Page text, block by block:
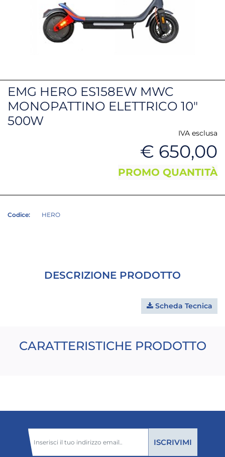
EMG HERO ES158EW MWC
MONOPATTINO ELETTRICO 10"
500W
IVA esclusa
€ 650,00
PROMO QUANTITÀ
Codice: HERO
DESCRIZIONE PRODOTTO
Scheda Tecnica
CARATTERISTICHE PRODOTTO